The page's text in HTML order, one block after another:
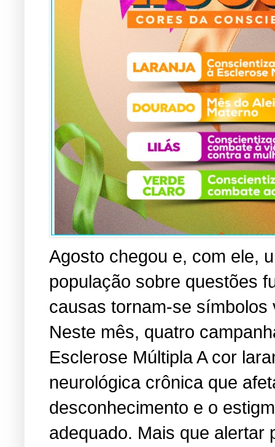
Agosto chegou e, com ele,
população sobre questões
causas tornam-se símbolos
Neste mês, quatro
Esclerose Múltipla A cor
neurológica crônica que
desconhecimento e o
adequado. Mais que